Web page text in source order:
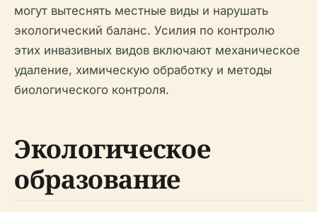
могут вытеснять местные виды и нарушать
экологический баланс. Усилия по контролю
этих инвазивных видов включают механическое
удаление, химическую обработку и методы
биологического контроля.
Экологическое
образование